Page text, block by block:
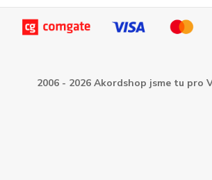
2006 - 2026 Akordshop jsme tu pro